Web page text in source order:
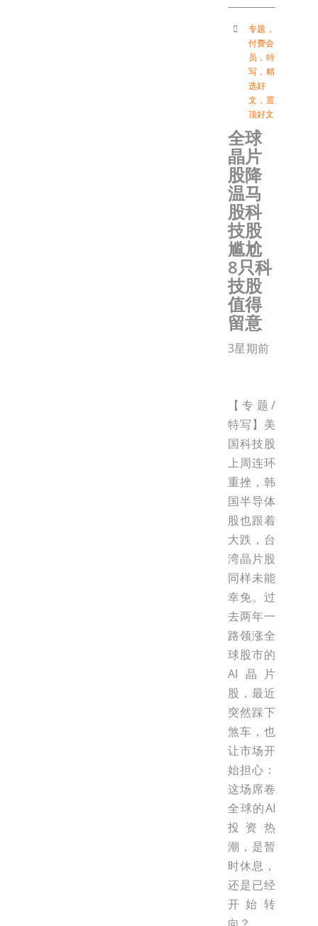
专题 ，
付费会
员 ， 特
写 ， 精
选好
文 ， 置
顶好文
全球
晶片
股降
温马
股科
技股
尴尬
8只科
技股
值得
留意
3星期前
【专题/
特写】美
国科技股
上周连环
重挫，韩
国半导体
股也跟着
大跌，台
湾晶片股
同样未能
幸免。过
去两年一
路领涨全
球股市的
AI晶片
股，最近
突然踩下
煞车，也
让市场开
始担心：
这场席卷
全球的AI
投资热
潮，是暂
时休息，
还是已经
开始转